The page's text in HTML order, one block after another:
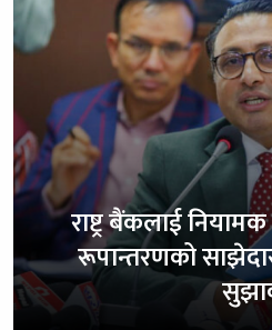
राष्ट्र बैंकलाई
रूपान्तरणको साझेदार